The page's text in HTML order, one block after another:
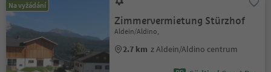
Na vyžádání
Zimmervermietung Stürzhof
Aldein/Aldino,
2.7 km z Aldein/Aldino centrum